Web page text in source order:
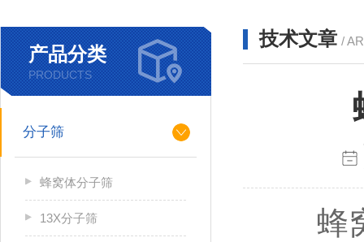
产品分类
PRODUCTS
分子筛
蜂窝体分子筛
13X分子筛
技术文章 /
蜂窝